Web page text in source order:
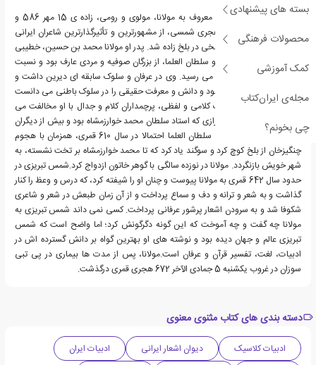
بسته های پیشنهادی
محصولات فرهنگی
کمک آموزشی
مجله‌ی ایران‌کتاب
چی بخونم؟
جلال الدین محمد بلخی معروف به مولانا، مولوی و رومی، زاده ی 15 مهر 586 و
درگذشته ی 4 دی 652 هجری شمسی، از مشهورترین و تأثیرگذارترین شاعران ایرانی
است.جلال الدین محمد بلخی در بلخ زاده شد. پدر او مولانا محمد بن حسین، خطیبی
معروف به بهاءالدین ولد و سلطان العلما، از بزرگان صوفیه و مردی عارف بود و نسبت
خرقه ی او به احمد غزالی می رسید. وی در عرفان و سلوک سابقه ای دیرین داشت و
چون اهل بحث و جدال نبود و دانش و معرفت حقیقی را در سلوک باطنی می دانست
نه در مباحثات و مناقشات کلامی و لفظی، پرچمداران کلام و جدال با او مخالفت می
کردند؛ از جمله فخرالدین رازی که استاد سلطان محمد خوارزمشاه بود و بیش از دیگران
شاه را علیه او برانگیخت. سلطان العلما احتمالا در سال 610 قمری، همزمان با هجوم
چنگیزخان از بلخ کوچ کرد و سوگند یاد کرد که تا محمد خوارزمشاه بر تخت نشسته، به
شهر خویش بازنگردد. مولانا در نوزده سالگی با گوهر خاتون ازدواج کرد.شمس تبریزی در
حدود سال 642 قمری به مولانا پیوست و چنان او را شیفته کرد، که درس و وعظ را کنار
گذاشت و به شعر و ترانه و دف و سماع پرداخت و از آن زمان طبعش در شعر و شاعری
شکوفا شد و به سرودن اشعار پرشور عرفانی پرداخت. کسی نمی داند شمس تبریزی به
مولانا چه گفت و چه آموخت که این گونه دگرگونش کرد؛ اما واضح است که شمس
تبریزی عالم و جهان دیده بود و نوشته های او بهترین گواه بر دانش گسترده اش در
ادبیات، لغت، تفسیر قرآن و عرفان است.مولانا، پس از مدت ها بیماری در پی تبی
سوزان در غروب یکشنبه 5 جمادی الآخر 672 هجری قمری درگذشت.
دسته بندی های کتاب مثنوی معنوی
ادبیات کلاسیک دیوان اشعار ایرانی
ادبیات ایران